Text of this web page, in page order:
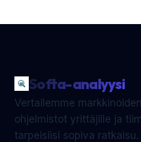
Softa-analyysi
Vertailemme
ohjelmistot yrittäjille ja
tarpeisiisi sopiva ratkaisu.